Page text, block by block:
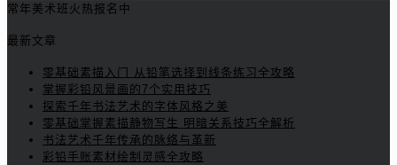
常年美术班火热报名中
最新文章
零基础素描入门 从铅笔选择到线条练习全攻略
掌握彩铅风景画的7个实用技巧
探索千年书法艺术的字体风格之美
零基础掌握素描静物写生 明暗关系技巧全解析
书法艺术千年传承的脉络与革新
彩铅手账素材绘制灵感全攻略